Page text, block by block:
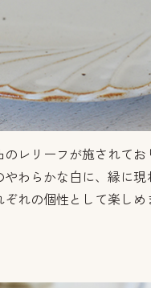
レリーフが施されてお
わらかな白に、縁に現
れの個性として楽しめ